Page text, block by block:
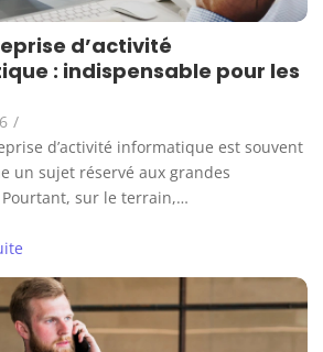
d’activité
: indispensable pour les
/
d’activité informatique est souvent
un sujet réservé aux grandes
sur le terrain,…